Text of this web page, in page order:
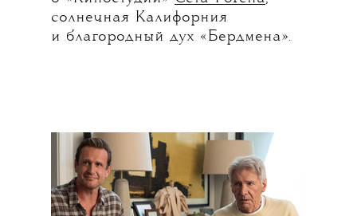
солнечная Калифорния
и благородный дух «Бердмена».